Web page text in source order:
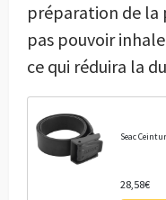
préparation de la
pas pouvoir
ce qui réduira la
Seac
28,58€